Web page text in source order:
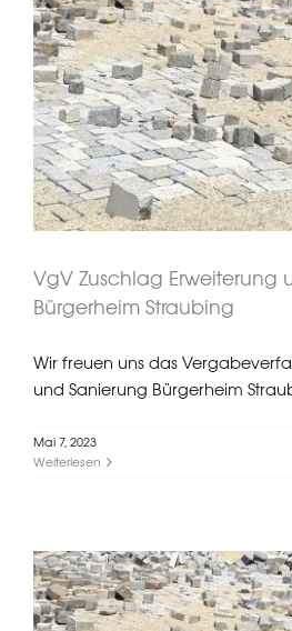
VgV Zuschlag
Sanierung Bürgerheim
VgV Zuschlag Erweiterung
Bürgerheim Straubing
Wir freuen uns das
und Sanierung Bürgerheim
Mai 7, 2023
Weiterlesen